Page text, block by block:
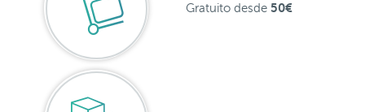
Gratuito desde 50€